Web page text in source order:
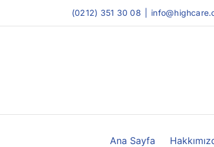
to
(0212) 351 30 08
Ana Sayfa